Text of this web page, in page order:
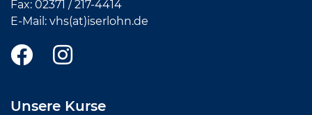
Fax: 02371 /217-4414
E-Mail: vhs(at)iserlohn.de
Unsere Kurse